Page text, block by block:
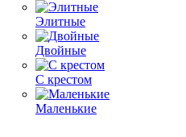
Элитные
Двойные
С крестом
Маленькие